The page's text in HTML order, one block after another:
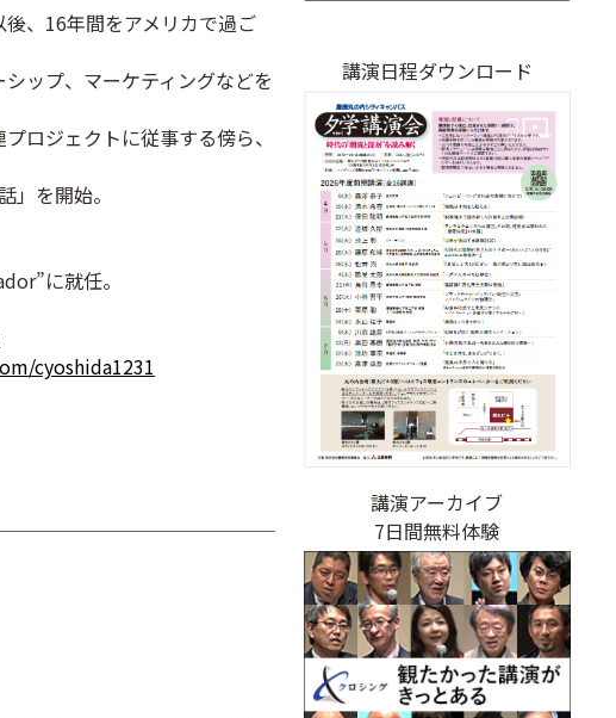
、16年間をアメリカで過ご
ップ、マーケティングなどを
ロジェクトに従事する傍ら、
を開始。
に就任。
cyoshida1231
講演日程ダウンロード
講演アーカイブ
7日間無料体験